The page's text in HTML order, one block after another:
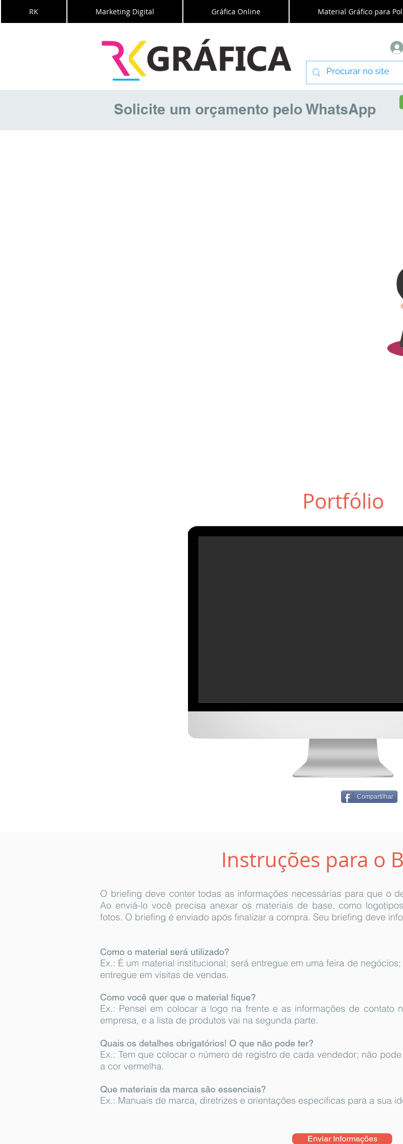
RK Marketing Digital Gráfica Online Material Gráfico para
Solicite um orçamento pelo WhatsApp
Portfólio
Compartilhar
Instruções para o
O briefing deve conter todas as informações necessárias para que o
Ao enviá-lo você precisa anexar os materiais de base, como
fotos. O briefing é enviado após finalizar a compra. Seu briefing deve
Como o material será utilizado?
Ex.: É um material institucional; será entregue em uma feira de
entregue em visitas de vendas.
Como você quer que o material fique?
Ex.: Pensei em colocar a logo na frente e as informações de contato
empresa, e a lista de produtos vai na segunda parte.
Quais os detalhes obrigatórios! O que não pode ter?
Ex.: Tem que colocar o número de registro de cada vendedor; não
a cor vermelha.
Que materiais da marca são essenciais?
Ex.: Manuais de marca, diretrizes e orientações específicas para a sua
Enviar Informações